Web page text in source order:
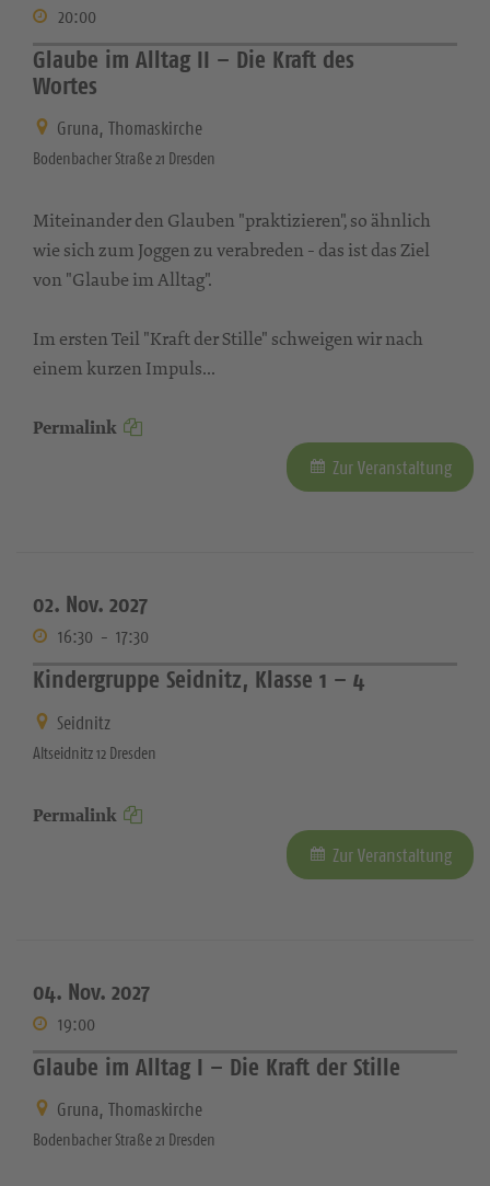
20:00
Glaube im Alltag II – Die Kraft des
Wortes
Gruna, Thomaskirche
Bodenbacher Straße 21 Dresden
Miteinander den Glauben "praktizieren", so ähnlich
wie sich zum Joggen zu verabreden - das ist das Ziel
von "Glaube im Alltag".
Im ersten Teil "Kraft der Stille" schweigen wir nach
einem kurzen Impuls...
Permalink
Zur Veranstaltung
02. Nov. 2027
16:30 - 17:30
Kindergruppe Seidnitz, Klasse 1 – 4
Seidnitz
Altseidnitz 12 Dresden
Permalink
Zur Veranstaltung
04. Nov. 2027
19:00
Glaube im Alltag I – Die Kraft der Stille
Gruna, Thomaskirche
Bodenbacher Straße 21 Dresden